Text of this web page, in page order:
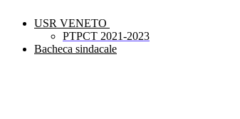
USR VENETO
PTPCT 2021-2023
Bacheca sindacale